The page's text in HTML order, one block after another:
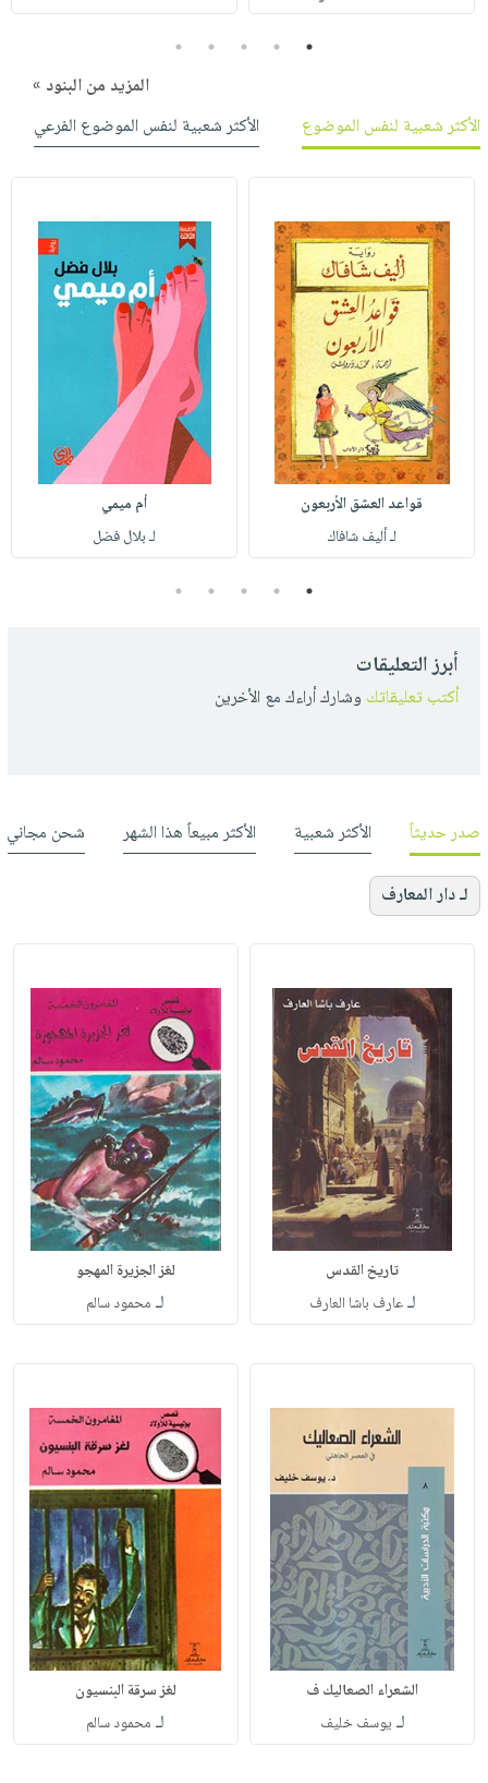
1
2
3
4
5
المزيد من البنود »
الأكثر شعبية لنفس الموضوع
الأكثر شعبية لنفس الموضوع الفرعي
قواعد العشق الأربعون
لـ أليف شافاك
أم ميمي
لـ بلال فضل
1
2
3
4
5
أبرز التعليقات
أكتب تعليقاتك وشارك أراءك مع الأخرين
صدر حديثاً الأكثر شعبية الأكثر مبيعاً هذا الشهر شحن مجاني
لـ دار المعارف
تاريخ القدس
لـعارف باشا العارف
لغز الجزيرة المهجو
لـ محمود سالم
الشعراء الصعاليك ف
لـ يوسف خليف
لغز سرقة البنسيون
لـ محمود سالم